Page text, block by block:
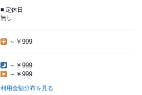
■ 定休日
無し
～￥999
～￥999
～￥999
利用金額分布を見る